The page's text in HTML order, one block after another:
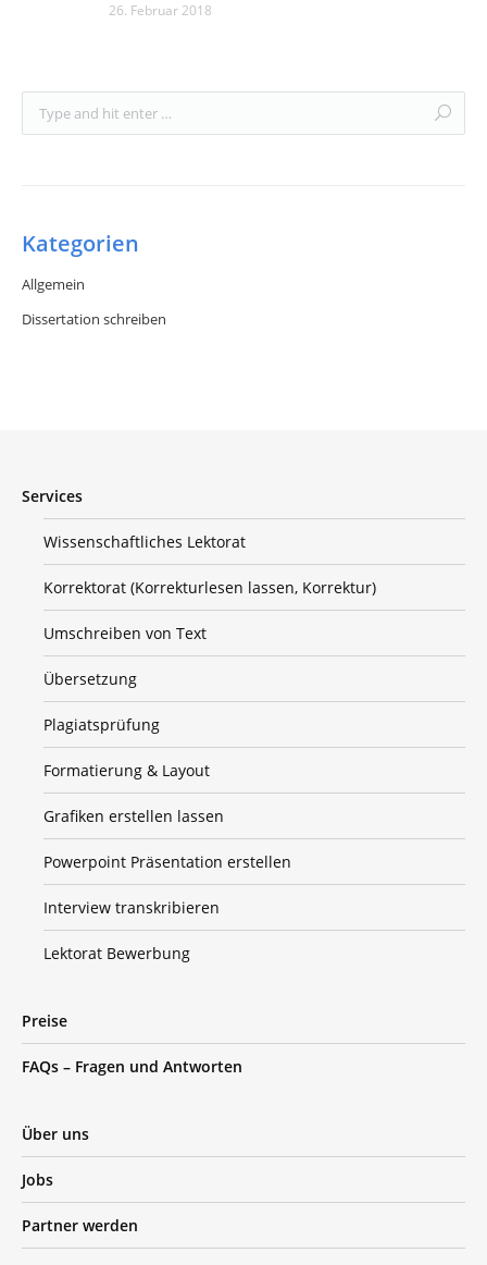
26. Februar 2018
Kategorien
Allgemein
Dissertation schreiben
Services
Wissenschaftliches Lektorat
Korrektorat (Korrekturlesen lassen, Korrektur)
Umschreiben von Text
Übersetzung
Plagiatsprüfung
Formatierung & Layout
Grafiken erstellen lassen
Powerpoint Präsentation erstellen
Interview transkribieren
Lektorat Bewerbung
Preise
FAQs – Fragen und Antworten
Über uns
Jobs
Partner werden